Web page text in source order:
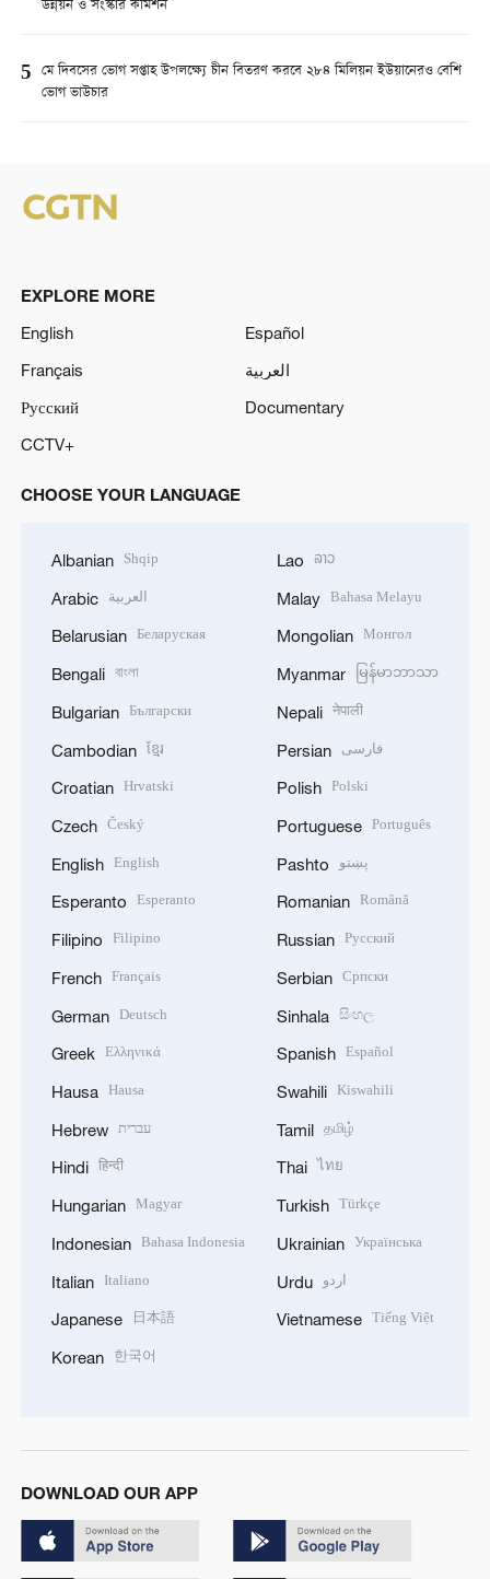
উন্নয়ন ও সংস্কার কমিশন
5 মে দিবসের ভোগ সপ্তাহ উপলক্ষ্যে চীন বিতরণ করবে ২৮৪ মিলিয়ন ইউয়ানেরও বেশি
ভোগ ভাউচার
EXPLORE MORE
English
Español
Français
العربية
Русский
Documentary
CCTV+
CHOOSE YOUR LANGUAGE
Albanian Shqip
Arabic العربية
Belarusian Беларуская
Bengali বাংলা
Bulgarian Български
Cambodian ខ្មែរ
Croatian Hrvatski
Czech Český
English English
Esperanto Esperanto
Filipino Filipino
French Français
German Deutsch
Greek Ελληνικά
Hausa Hausa
Hebrew עברית
Hindi हिन्दी
Hungarian Magyar
Indonesian Bahasa Indonesia
Italian Italiano
Japanese 日本語
Korean 한국어
Lao ລາວ
Malay Bahasa Melayu
Mongolian Монгол
Myanmar မြန်မာဘာသာ
Nepali नेपाली
Persian فارسی
Polish Polski
Portuguese Português
Pashto پښتو
Romanian Română
Russian Русский
Serbian Српски
Sinhala සිංහල
Spanish Español
Swahili Kiswahili
Tamil தமிழ்
Thai ไทย
Turkish Türkçe
Ukrainian Українська
Urdu اردو
Vietnamese Tiếng Việt
DOWNLOAD OUR APP